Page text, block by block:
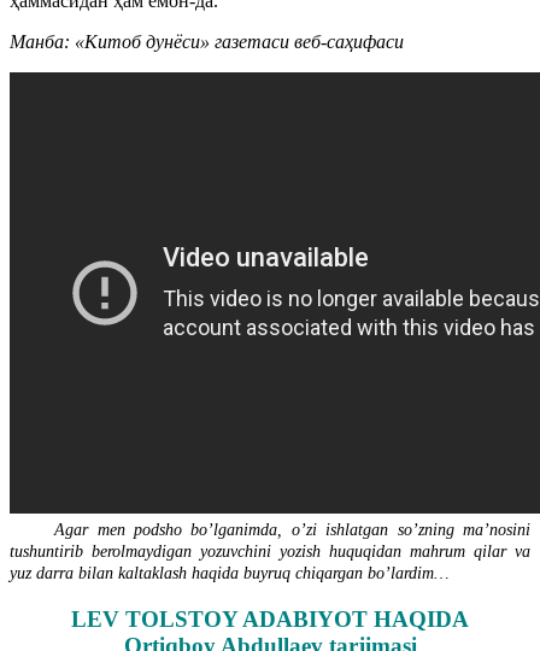
Манба: «Китоб дунёси» газетаси веб-саҳифаси
Agar men podsho bo’lganimda, o’zi ishlatgan so’zning ma’nosini
tushuntirib berolmaydigan yozuvchini yozish huquqidan mahrum qilar va
yuz darra bilan kaltaklash haqida buyruq chiqargan bo’lardim…
LEV TOLSTOY ADABIYOT HAQIDA
Ortiqboy Abdullaev tarjimasi